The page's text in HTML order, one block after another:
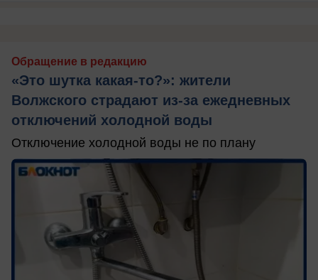
Обращение в редакцию
«Это шутка какая-то?»: жители
Волжского страдают из‑за ежедневных
отключений холодной воды
Отключение холодной воды не по плану